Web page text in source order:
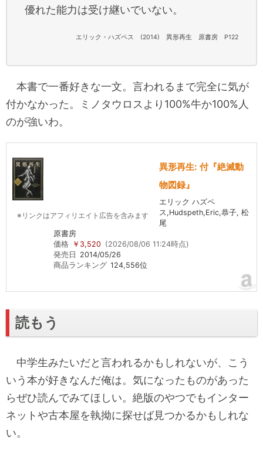
優れた能力は受け継いでいない。
エリック・ハズペス (2014) 異形再生 原書房 P122
本書で一番好きな一文。言われるまで完全に気が
付かなかった。ミノタウロスより100%牛か100%人
のが強いわ。
※リンクはアフィリエイト広告を含みます
異形再生: 付『絶滅動
物図録』
エリック ハズペ
ス,Hudspeth,Eric,恭子, 松
尾
原書房
価格 ￥3,520 (2026/08/06 11:24時点)
発売日 2014/05/26
商品ランキング 124,556位
読もう
中学生みたいだと言われるかもしれないが、こう
いう本が好きなんだ俺は。気になったものがあった
らぜひ読んでみてほしい。絶版のやつでもインター
ネットや古本屋を執拗に探せば見つかるかもしれな
い。